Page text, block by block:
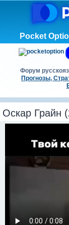
Pocket
Форум
Прогнозы,
Оскар Грайн